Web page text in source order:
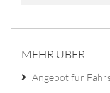
MEHR ÜBER...
Angebot für